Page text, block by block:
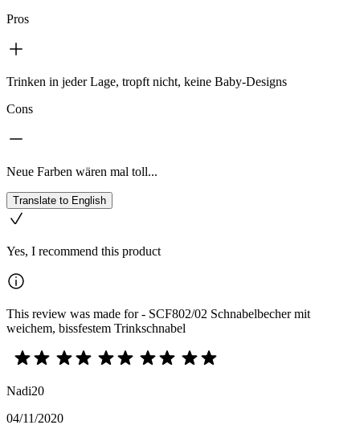
Pros
Trinken in jeder Lage, tropft nicht, keine Baby-Designs
Cons
Neue Farben wären mal toll...
Translate to English
Yes, I recommend this product
This review was made for - SCF802/02 Schnabelbecher mit
weichem, bissfestem Trinkschnabel
Nadi20
04/11/2020